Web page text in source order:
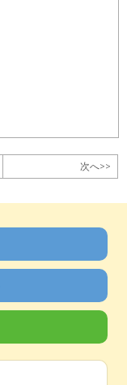
次へ>>